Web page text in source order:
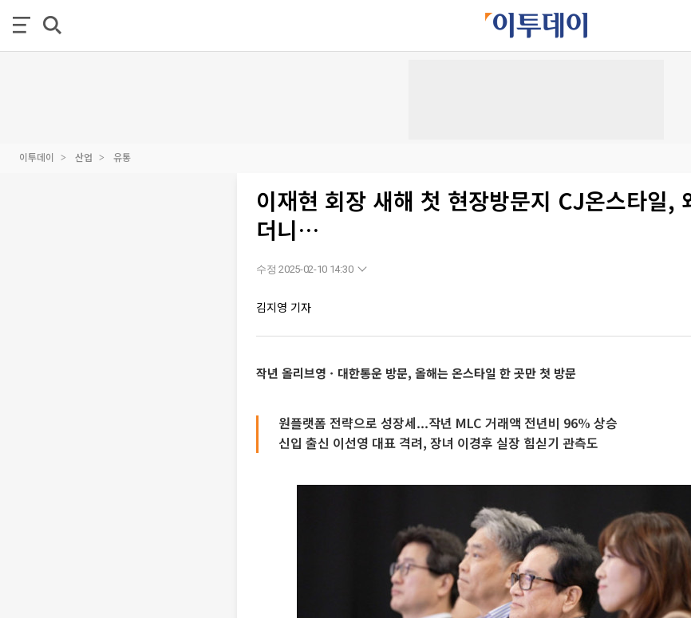
이투데이 산업 유통
이재현 회장 새해 첫 현장방문지 CJ온스타일,
더니…
수정 2025-02-10 14:30
김지영 기자
작년 올리브영ㆍ대한통운 방문, 올해는 온스타일 한 곳만 첫 방문
원플랫폼 전략으로 성장세...작년 MLC 거래액 전년비 96% 상승
신입 출신 이선영 대표 격려, 장녀 이경후 실장 힘싣기 관측도